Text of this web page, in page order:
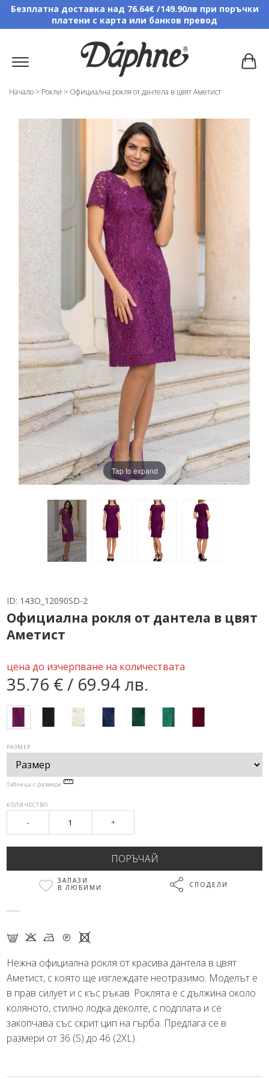
Безплатна доставка над 76.64€ /149.90лв при поръчки
платени с карта или банков превод
Начало > Рокли > Официална рокля от дантела в цвят Аметист
Tap to expand
ID: 143O_12090SD-2
Официална рокля от дантела в цвят
Аметист
цена до изчерпване на количествата
35.76 € / 69.94 лв.
РАЗМЕР
Таблица с размери
КОЛИЧЕСТВО
- +
ЗАПАЗИ
В ЛЮБИМИ
СПОДЕЛИ
G K N Q X
Нежна официална рокля от красива дантела в цвят
Аметист, с която ще изглеждате неотразимо. Моделът е
в прав силует и с къс ръкав. Роклята е с дължина около
коляното, стилно лодка деколте, с подплата и се
закопчава със скрит цип на гърба. Предлага се в
размери от 36 (S) до 46 (2XL).